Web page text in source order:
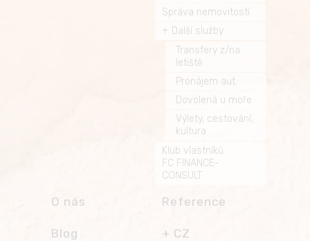
Správa nemovitostí
Další služby
Transfery z/na
letiště
Pronájem aut
Dovolená u moře
Výlety, cestování,
kultura
Klub vlastníků
FC FINANCE-
CONSULT
O nás Reference
Blog CZ